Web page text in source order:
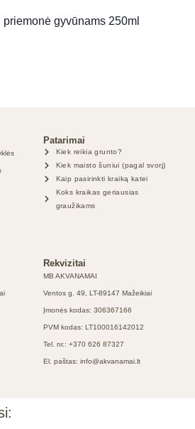
gyvūnams 250ml
Patarimai
Kiek reikia grunto?
Kiek maisto šuniui (pagal svorį)
Kaip pasirinkti kraiką katei
Koks kraikas geriausias
graužikams
Rekvizitai
MB AKVANAMAI
Ventos g. 49, LT-89147 Mažeikiai
Įmonės kodas: 306367166
PVM kodas: LT100016142012
Tel. nr.: +370 626 87327
El. paštas: info@akvanamai.lt